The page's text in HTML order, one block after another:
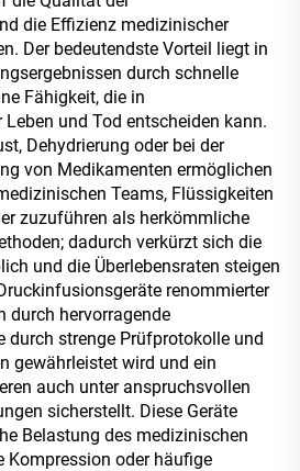
die Effizienz medizinischer
Der bedeutendste Vorteil liegt in
durch schnelle
Fähigkeit, die in
und Tod entscheiden kann.
Dehydrierung oder bei der
von Medikamenten ermöglichen
Teams, Flüssigkeiten
zuzuführen als herkömmliche
dadurch verkürzt sich die
und die Überlebensraten steigen
renommierter
durch hervorragende
durch strenge Prüfprotokolle und
gewährleistet wird und ein
auch unter anspruchsvollen
sicherstellt. Diese Geräte
Belastung des medizinischen
Kompression oder häufige